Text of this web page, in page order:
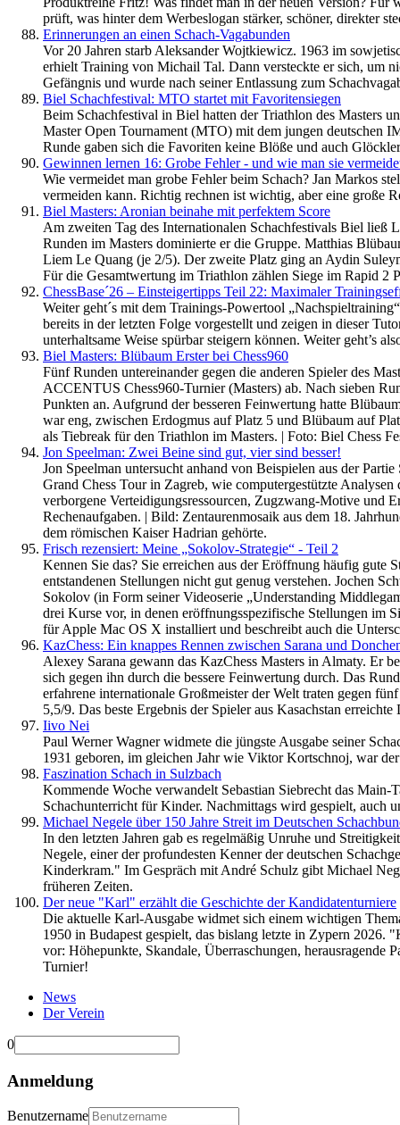
prüft, was hinter dem Werbeslogan stärker, schöner, direkter
Erinnerungen an einen Schach-Vagabunden
Vor 20 Jahren starb Aleksander Wojtkiewicz. 1963 im
erhielt Training von Michail Tal. Dann versteckte er sich, um
Gefängnis und wurde nach seiner Entlassung zum
Biel Schachfestival: MTO startet mit Favoritensiegen
Beim Schachfestival in Biel hatten der Triathlon des Masters
Master Open Tournament (MTO) mit dem jungen deutschen
Runde gaben sich die Favoriten keine Blöße und auch
Gewinnen lernen 16: Grobe Fehler - und wie man sie
Wie vermeidet man grobe Fehler beim Schach? Jan Markos
vermeiden kann. Richtig rechnen ist wichtig, aber eine große
Biel Masters: Aronian beinahe mit perfektem Score
Am zweiten Tag des Internationalen Schachfestivals Biel
Runden im Masters dominierte er die Gruppe. Matthias
Liem Le Quang (je 2/5). Der zweite Platz ging an Aydin
Für die Gesamtwertung im Triathlon zählen Siege im Rapid 2
ChessBase´26 – Einsteigertipps Teil 22: Maximaler
Weiter geht´s mit dem Trainings-Powertool
bereits in der letzten Folge vorgestellt und zeigen in dieser
unterhaltsame Weise spürbar steigern können. Weiter geht’s
Biel Masters: Blübaum Erster bei Chess960
Fünf Runden untereinander gegen die anderen Spieler des
ACCENTUS Chess960-Turnier (Masters) ab. Nach sieben
Punkten an. Aufgrund der besseren Feinwertung hatte
war eng, zwischen Erdogmus auf Platz 5 und Blübaum auf
als Tiebreak für den Triathlon im Masters. | Foto: Biel Chess
Jon Speelman: Zwei Beine sind gut, vier sind besser!
Jon Speelman untersucht anhand von Beispielen aus der
Grand Chess Tour in Zagreb, wie computergestützte
verborgene Verteidigungsressourcen, Zugzwang-Motive und
Rechenaufgaben. | Bild: Zentaurenmosaik aus dem 18.
dem römischen Kaiser Hadrian gehörte.
Frisch rezensiert: Meine „Sokolov-Strategie“ - Teil 2
Kennen Sie das? Sie erreichen aus der Eröffnung häufig gute
entstandenen Stellungen nicht gut genug verstehen. Jochen
Sokolov (in Form seiner Videoserie „Understanding
drei Kurse vor, in denen eröffnungsspezifische Stellungen im
für Apple Mac OS X installiert und beschreibt auch die
KazChess: Ein knappes Rennen zwischen Sarana und
Alexey Sarana gewann das KazChess Masters in Almaty. Er
sich gegen ihn durch die bessere Feinwertung durch. Das
erfahrene internationale Großmeister der Welt traten gegen
5,5/9. Das beste Ergebnis der Spieler aus Kasachstan
Iivo Nei
Paul Werner Wagner widmete die jüngste Ausgabe seiner
1931 geboren, im gleichen Jahr wie Viktor Kortschnoj, war
Faszination Schach in Sulzbach
Kommende Woche verwandelt Sebastian Siebrecht das
Schachunterricht für Kinder. Nachmittags wird gespielt, auch
Michael Negele über 150 Jahre Streit im Deutschen
In den letzten Jahren gab es regelmäßig Unruhe und
Negele, einer der profundesten Kenner der deutschen
Kinderkram." Im Gespräch mit André Schulz gibt Michael
früheren Zeiten.
Der neue "Karl" erzählt die Geschichte der Kandidatenturniere
Die aktuelle Karl-Ausgabe widmet sich einem wichtigen
1950 in Budapest gespielt, das bislang letzte in Zypern 2026.
vor: Höhepunkte, Skandale, Überraschungen, herausragende
Turnier!
News
Der Verein
0
Anmeldung
Benutzername